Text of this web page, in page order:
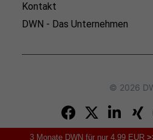
Kontakt
DWN - Das Unternehmen
© 2026
3 Monate DWN für nur 4,99 EUR